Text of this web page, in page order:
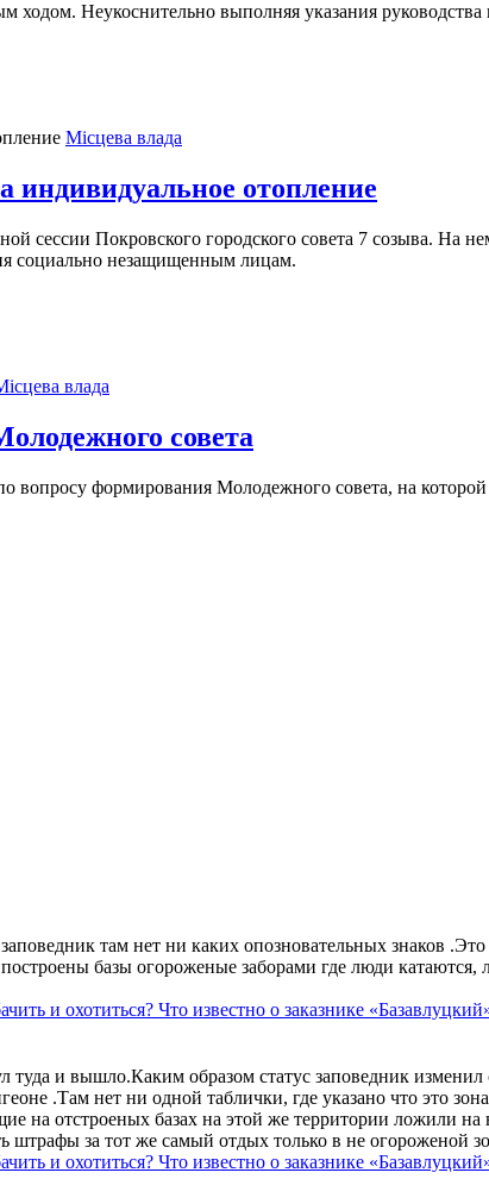
Неукоснительно выполняя указания руководства
Місцева влада
отопление
сессии Покровского городского совета 7 созыва. На
социально незащищенным лицам.
влада
совета
вопросу формирования Молодежного совета, на
там нет ни каких опозновательных знаков
базы огороженые заборами где люди катаются,
и охотиться? Что известно о заказнике
туда и вышло.Каким образом статус заповедник
.Там нет ни одной таблички, где указано что это
на отстроеных базах на этой же территории ложили
штрафы за тот же самый отдых только в не огороженой
и охотиться? Что известно о заказнике